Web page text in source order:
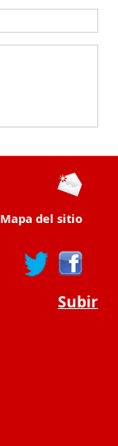
Mapa del sitio
Subir